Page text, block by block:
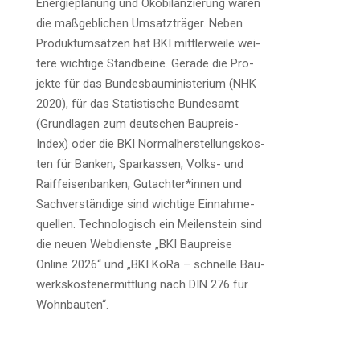
Ener­gie­pla­nung und Öko­bi­lan­zie­rung waren
die maß­geb­li­chen Umsatz­trä­ger. Neben
Pro­dukt­um­sät­zen hat BKI mitt­ler­wei­le wei­
te­re wich­ti­ge Stand­bei­ne. Gera­de die Pro­
jek­te für das Bun­des­bau­mi­nis­te­ri­um (NHK
2020), für das Sta­tis­ti­sche Bun­des­amt
(Grund­la­gen zum deut­schen Bau­preis-
Index) oder die BKI Nor­mal­her­stel­lungs­kos­
ten für Ban­ken, Spar­kas­sen, Volks- und
Raiff­ei­sen­ban­ken, Gutachter*innen und
Sach­ver­stän­di­ge sind wich­ti­ge Ein­nah­me­
quel­len. Tech­no­lo­gisch ein Mei­len­stein sind
die neu­en Web­diens­te „BKI Bau­prei­se
Online 2026“ und „BKI KoRa – schnel­le Bau­
werks­kos­ten­er­mitt­lung nach DIN 276 für
Wohnbauten“.